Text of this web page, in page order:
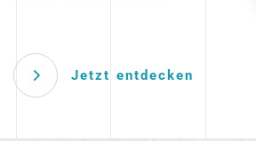
Jetzt entdecken